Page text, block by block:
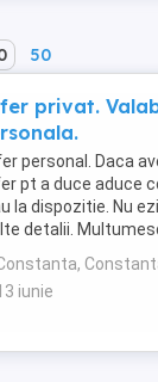
50
privat.
personal. Daca
pt a duce aduce
la dispozitie. Nu
detalii.
deja o masina ...
iunie